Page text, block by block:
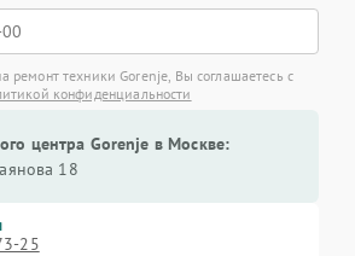
ремонт техники Gorenje, Вы соглашаетесь с
конфиденциальности
центра Gorenje в Москве:
18
25